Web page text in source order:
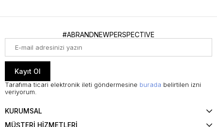
#ABRANDNEWPERSPECTIVE
Kayıt Ol
Tarafıma ticari elektronik ileti göndermesine burada belirtilen izni
veriyorum.
KURUMSAL
MÜŞTERİ HİZMETLERİ